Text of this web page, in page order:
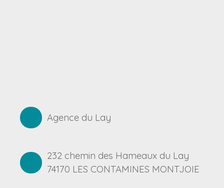
Agence du Lay
232 chemin des Hameaux du Lay
74170 LES CONTAMINES MONTJOIE